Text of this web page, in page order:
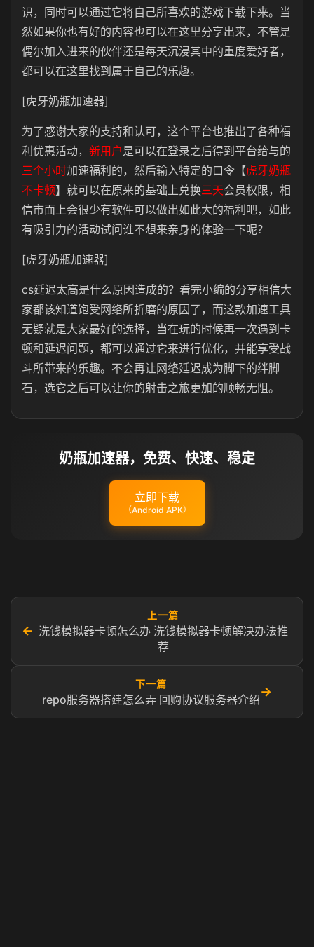
识，同时可以通过它将自己所喜欢的游戏下载下来。当
然如果你也有好的内容也可以在这里分享出来，不管是
偶尔加入进来的伙伴还是每天沉浸其中的重度爱好者，
都可以在这里找到属于自己的乐趣。
[虎牙奶瓶加速器]
为了感谢大家的支持和认可，这个平台也推出了各种福
利优惠活动， 新用户是可以在登录之后得到平台给与的
三个小时加速福利的，然后输入特定的口令【虎牙奶瓶
不卡顿】就可以在原来的基础上兑换三天会员权限，相
信市面上会很少有软件可以做出如此大的福利吧，如此
有吸引力的活动试问谁不想来亲身的体验一下呢？
[虎牙奶瓶加速器]
cs延迟太高是什么原因造成的？看完小编的分享相信大
家都该知道饱受网络所折磨的原因了，而这款加速工具
无疑就是大家最好的选择，当在玩的时候再一次遇到卡
顿和延迟问题，都可以通过它来进行优化，并能享受战
斗所带来的乐趣。不会再让网络延迟成为脚下的绊脚
石，选它之后可以让你的射击之旅更加的顺畅无阻。
奶瓶加速器，免费、快速、稳定
立即下载
（Android APK）
←
上一篇
洗钱模拟器卡顿怎么办 洗钱模拟器卡顿解决办法推
荐
下一篇
repo服务器搭建怎么弄 回购协议服务器介绍
→